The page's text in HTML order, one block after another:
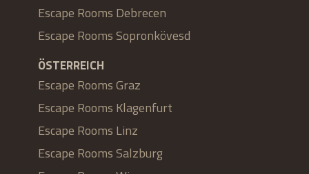
Escape Rooms Debrecen
Escape Rooms Sopronkövesd
ÖSTERREICH
Escape Rooms Graz
Escape Rooms Klagenfurt
Escape Rooms Linz
Escape Rooms Salzburg